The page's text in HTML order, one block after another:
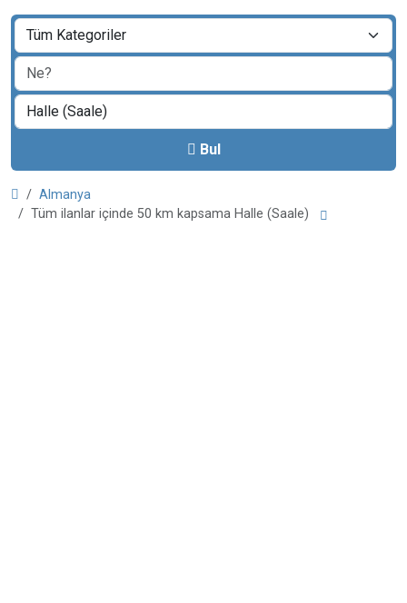
Bul
Almanya
Tüm ilanlar içinde 50 km kapsama Halle (Saale)